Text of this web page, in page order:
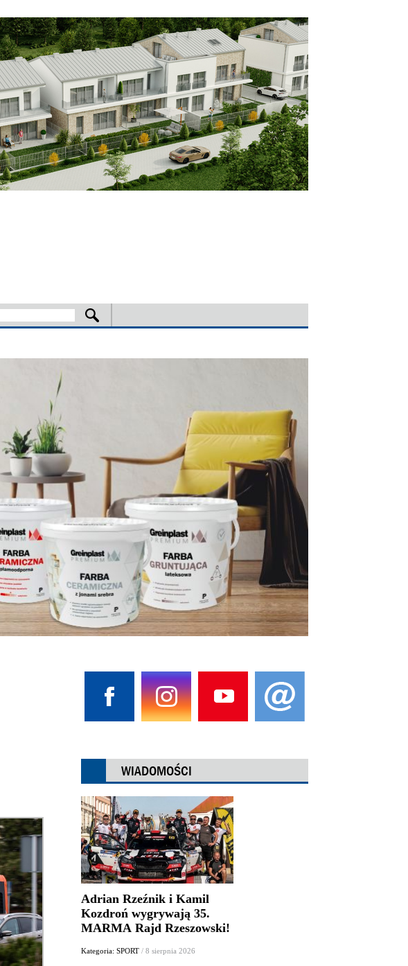
WIADOMOŚCI
Adrian Rzeźnik i Kamil
Kozdroń wygrywają 35.
MARMA Rajd Rzeszowski!
Kategoria: SPORT / 8 sierpnia 2026